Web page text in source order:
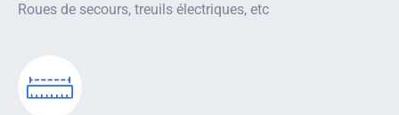
Roues de secours, treuils électriques, etc